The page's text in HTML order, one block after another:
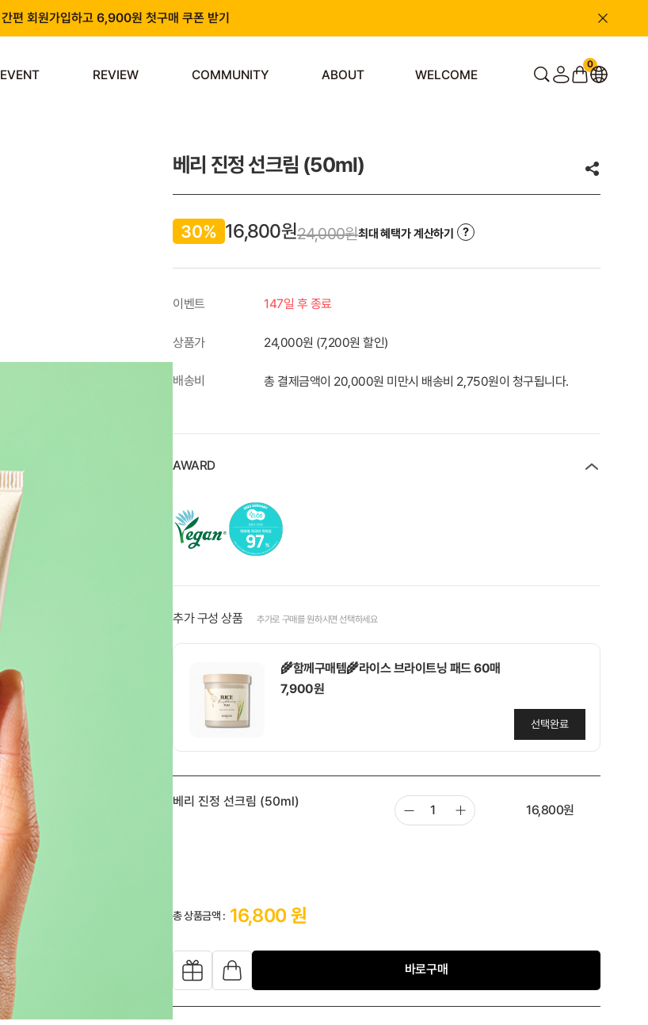
간편 회원가입하고 6,900원 첫구매 쿠폰 받기
EVENT REVIEW COMMUNITY ABOUT WELCOME
0
베리 진정 선크림 (50ml)
30% 16,800원24,000원최대 혜택가 계산하기
이벤트 147일 후 종료
상품가 24,000원 (7,200원 할인)
배송비 총 결제금액이 20,000원 미만시 배송비 2,750원이 청구됩니다.
AWARD
추가 구성 상품 추가로 구매를 원하시면 선택하세요
🌾함께구매템🌾라이스 브라이트닝 패드 60매
7,900원
선택완료
🩷함께구매템🩷당근&복숭아 패드 10매 지퍼 휴대용
1,900원
베리 진정 선크림 (50ml)
16,800원
총 상품금액 : 16,800원
바로구매